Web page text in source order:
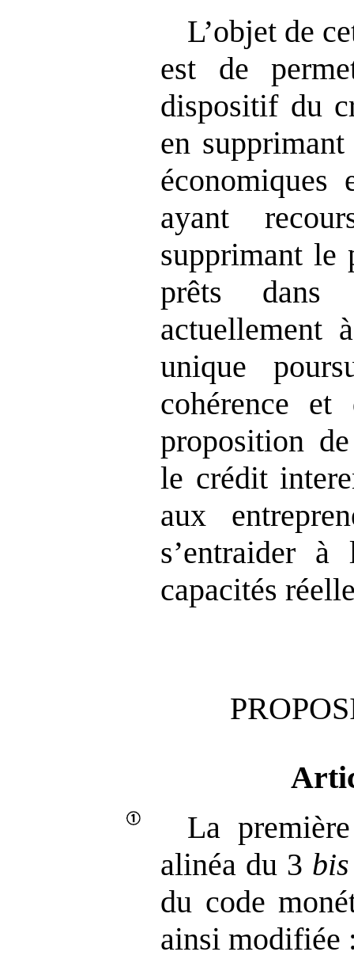
L’objet de
est de
dispositif du
en
économiques
ayant
supprimant le
prêts
actuellement
unique
cohérence et
proposition
le crédit
aux
s’entraider
capacités
La
alinéa du 3 bis
du code
ainsi modifiée